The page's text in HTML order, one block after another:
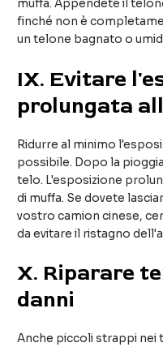
muffa. Appendete il
finché non è
un telone bagnato o
IX. Evitare
prolungata
Ridurre al minimo
possibile. Dopo la
telo. L'esposizione
di muffa. Se dovete
vostro camion cinese,
da evitare il ristagno
X. Riparare
danni
Anche piccoli strappi nei